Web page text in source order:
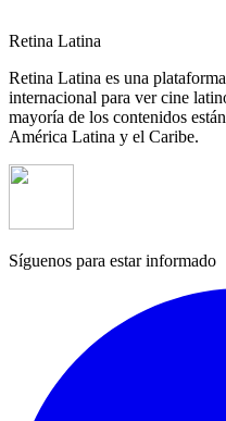
Retina Latina
Retina Latina es una
internacional para ver cine
mayoría de los contenidos
América Latina y el Caribe.
Síguenos para estar informado